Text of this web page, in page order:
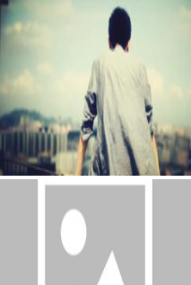
AdGuard Home和网站共存安装方